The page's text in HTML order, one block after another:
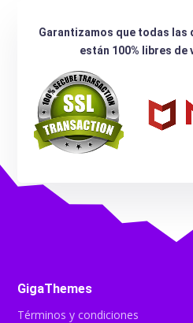
Garantizamos que todas
están 100% libres de
GigaThemes
Términos y condiciones